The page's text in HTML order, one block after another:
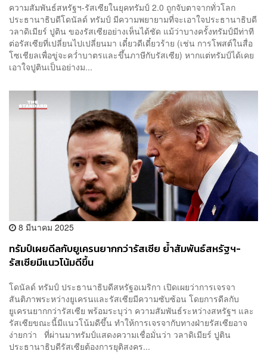
ความสัมพันธ์สหรัฐฯ-รัสเซียในยุคทรัมป์ 2.0 ถูกจับตาจากทั่วโลก
ประธานาธิบดีโดนัลด์ ทรัมป์ มีความพยายามที่จะเอาใจประธานาธิบดี
วลาดิเมียร์ ปูติน ของรัสเซียอย่างเห็นได้ชัด แม้ว่าบางครั้งทรัมป์มีท่าที
ต่อรัสเซียที่เปลี่ยนไปเปลี่ยนมา เดี๋ยวดีเดี๋ยวร้าย (เช่น การโพสต์ในสื่อ
โซเชียลเพื่อขู่จะคว่ำบาตรและขึ้นภาษีกับรัสเซีย) หากแต่ทรัมป์ได้เคย
เอาใจปูตินเป็นอย่างม...
8 มีนาคม 2025
ทรัมป์เผยดีลกับยูเครนยากกว่ารัสเซีย ย้ำสัมพันธ์สหรัฐฯ-
รัสเซียมีแนวโน้มดีขึ้น
โดนัลด์ ทรัมป์ ประธานาธิบดีสหรัฐอเมริกา เปิดเผยว่าการเจรจา
สันติภาพระหว่างยูเครนและรัสเซียมีความซับซ้อน โดยการดีลกับ
ยูเครนยากกว่ารัสเซีย พร้อมระบุว่า ความสัมพันธ์ระหว่างสหรัฐฯ และ
รัสเซียขณะนี้มีแนวโน้มดีขึ้น ทำให้การเจรจากับทางฝ่ายรัสเซียอาจ
ง่ายกว่า ที่ผ่านมาทรัมป์แสดงความเชื่อมั่นว่า วลาดิเมียร์ ปูติน
ประธานาธิบดีรัสเซียต้องการยุติสงคร...